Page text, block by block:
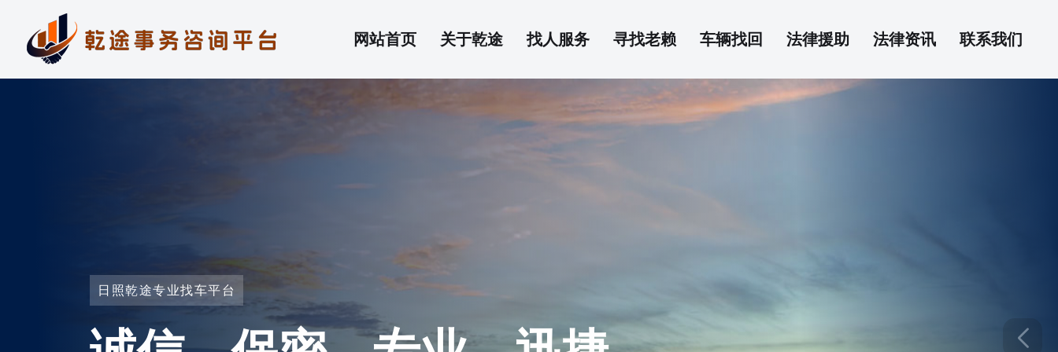
网站首页 关于乾途 找人服务 寻找老赖 车辆找回 法律援助 法律资讯 联系我们
日照乾途专业找车平台